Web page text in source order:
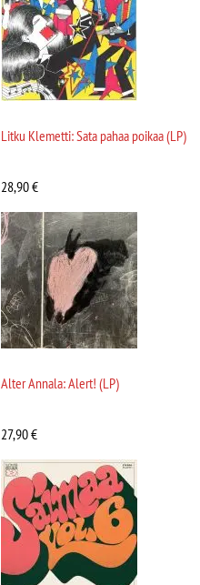
Litku Klemetti: Sata pahaa poikaa (LP)
28,90€
Alter Annala: Alert! (LP)
27,90€